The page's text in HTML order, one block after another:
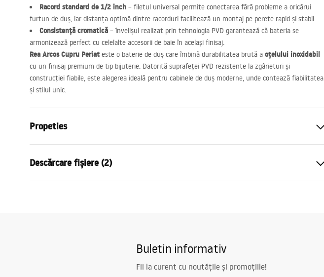
Racord standard de 1/2 inch – filetul universal permite conectarea fără probleme a oricărui
furtun de duș, iar distanța optimă dintre racorduri facilitează un montaj pe perete rapid și stabil.
Consistență cromatică – învelișul realizat prin tehnologia PVD garantează că bateria se
armonizează perfect cu celelalte accesorii de baie în același finisaj.
Rea Arcos Cupru Periat este o baterie de duș care îmbină durabilitatea brută a oțelului inoxidabil
cu un finisaj premium de tip bijuterie. Datorită suprafeței PVD rezistente la zgârieturi și
construcției fiabile, este alegerea ideală pentru cabinele de duș moderne, unde contează fiabilitatea
și stilul unic.
Propeties
Metodă de montaj
Culoare
Cupru periat
1/2 țoli
mm
Descărcare fișiere (2)
Buletin informativ
Fii la curent cu noutățile și promoțiile!